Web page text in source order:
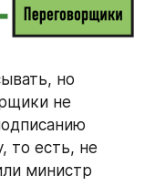
но
не
то есть, не
министр